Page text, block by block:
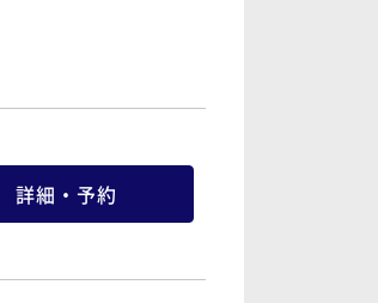
詳細・予約